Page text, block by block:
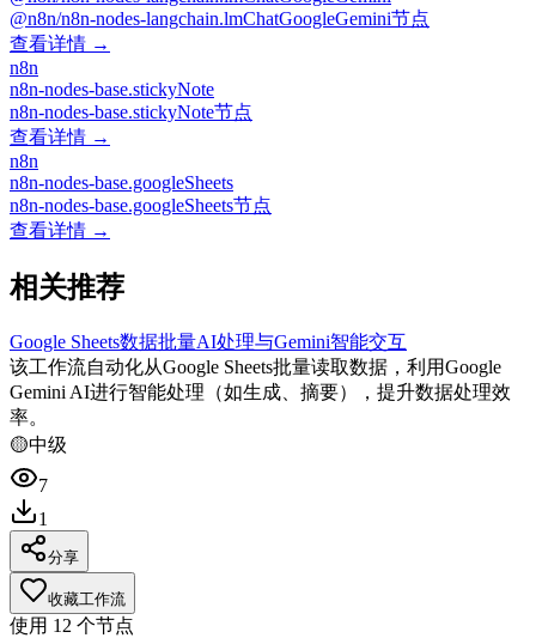
@n8n/n8n-nodes-langchain.lmChatGoogleGemini节点
查看详情 →
n8n
n8n-nodes-base.stickyNote
n8n-nodes-base.stickyNote节点
查看详情 →
n8n
n8n-nodes-base.googleSheets
n8n-nodes-base.googleSheets节点
查看详情 →
相关推荐
Google Sheets数据批量AI处理与Gemini智能交互
该工作流自动化从Google Sheets批量读取数据，利用Google
Gemini AI进行智能处理（如生成、摘要），提升数据处理效
率。
🟡中级
7
1
分享
收藏工作流
使用 12 个节点